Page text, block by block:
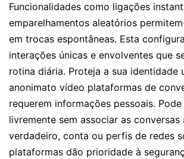
Funcionalidades como ligações
emparelhamentos aleatórios
em trocas espontâneas. Esta
interações únicas e envolventes que
rotina diária. Proteja a sua identidade
anonimato vídeo plataformas de
requerem informações pessoais.
livremente sem associar as conversas
verdadeiro, conta ou perfis de redes
plataformas dão prioridade à